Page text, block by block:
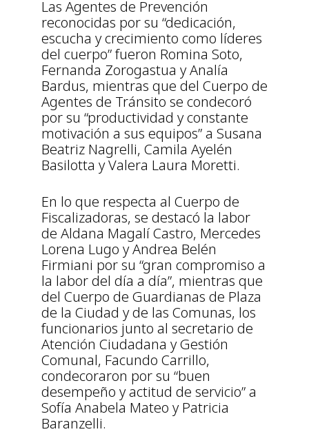
Las Agentes de Prevención
reconocidas por su “dedicación,
escucha y crecimiento como líderes
del cuerpo” fueron Romina Soto,
Fernanda Zorogastua y Analía
Bardus, mientras que del Cuerpo de
Agentes de Tránsito se condecoró
por su “productividad y constante
motivación a sus equipos” a Susana
Beatriz Nagrelli, Camila Ayelén
Basilotta y Valera Laura Moretti.
En lo que respecta al Cuerpo de
Fiscalizadoras, se destacó la labor
de Aldana Magalí Castro, Mercedes
Lorena Lugo y Andrea Belén
Firmiani por su “gran compromiso a
la labor del día a día”, mientras que
del Cuerpo de Guardianas de Plaza
de la Ciudad y de las Comunas, los
funcionarios junto al secretario de
Atención Ciudadana y Gestión
Comunal, Facundo Carrillo,
condecoraron por su “buen
desempeño y actitud de servicio” a
Sofía Anabela Mateo y Patricia
Baranzelli.